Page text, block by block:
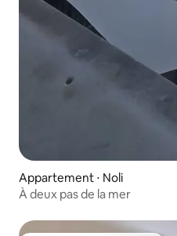
Appartement ⋅ Noli
À deux pas de la mer